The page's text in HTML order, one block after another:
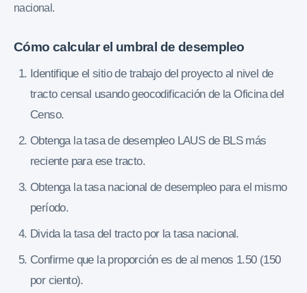
nacional.
Cómo calcular el umbral de desempleo
Identifique el sitio de trabajo del proyecto al nivel de
tracto censal usando geocodificación de la Oficina del
Censo.
Obtenga la tasa de desempleo LAUS de BLS más
reciente para ese tracto.
Obtenga la tasa nacional de desempleo para el mismo
período.
Divida la tasa del tracto por la tasa nacional.
Confirme que la proporción es de al menos 1.50 (150
por ciento).